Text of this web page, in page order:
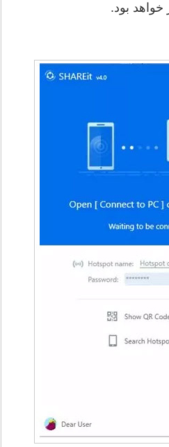
خواهد بود.